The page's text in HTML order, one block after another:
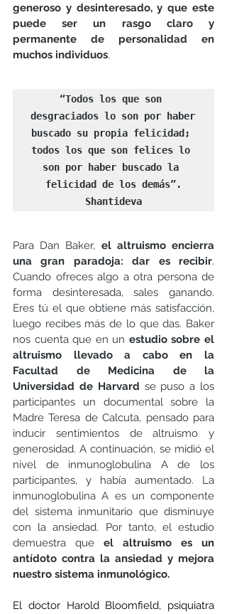
generoso y desinteresado, y que este
puede ser un rasgo claro y
permanente de personalidad en
muchos individuos.
“Todos los que son
desgraciados lo son por haber
buscado su propia felicidad;
todos los que son felices lo
son por haber buscado la
felicidad de los demás”.
Shantideva
Para Dan Baker, el altruismo encierra
una gran paradoja: dar es recibir.
Cuando ofreces algo a otra persona de
forma desinteresada, sales ganando.
Eres tú el que obtiene más satisfacción,
luego recibes más de lo que das. Baker
nos cuenta que en un estudio sobre el
altruismo llevado a cabo en la
Facultad de Medicina de la
Universidad de Harvard se puso a los
participantes un documental sobre la
Madre Teresa de Calcuta, pensado para
inducir sentimientos de altruismo y
generosidad. A continuación, se midió el
nivel de inmunoglobulina A de los
participantes, y había aumentado. La
inmunoglobulina A es un componente
del sistema inmunitario que disminuye
con la ansiedad. Por tanto, el estudio
demuestra que el altruismo es un
antídoto contra la ansiedad y mejora
nuestro sistema inmunológico.
El doctor Harold Bloomfield, psiquiatra